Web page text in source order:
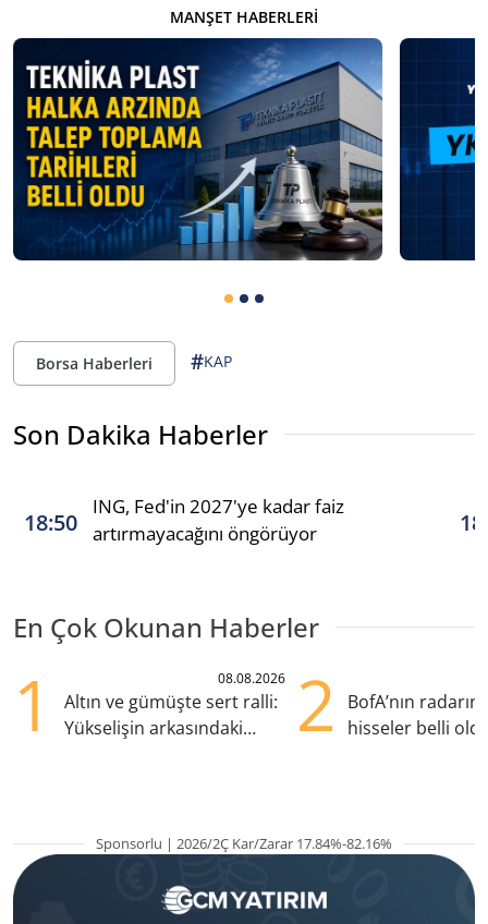
MANŞET HABERLERI
Borsa Haberleri #KAP
Son Dakika Haberler
18:50
ING, Fed'in 2027'ye kadar faiz
artırmayacağını öngörüyor
En Çok Okunan Haberler
1 08.08.2026
Altın ve gümüşte sert ralli:
Yükselişin arkasındaki
2
BofA’nın
hisseler belli
Sponsorlu | 2026/2Ç Kar/Zarar 17.84%-82.16%